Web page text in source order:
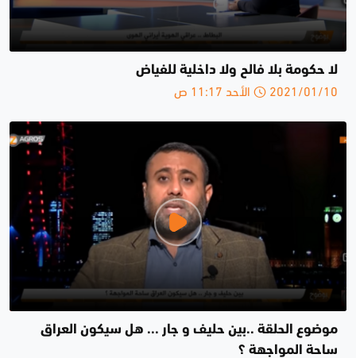
لا حكومة بلا فالح ولا داخلية للفياض
2021/01/10 الأحد 11:17 ص
موضوع الحلقة ..بين حليف و جار ... هل سيكون العراق
ساحة المواجهة ؟